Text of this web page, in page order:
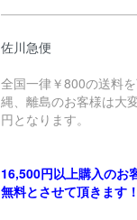
佐川急便
全国一律￥800の送料
縄、離島のお客様は大
円となります。
16,500円以上購入の
無料とさせて頂きます！